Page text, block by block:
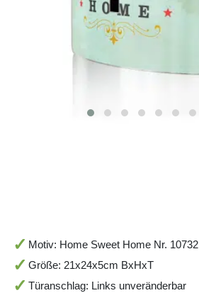
Motiv: Home Sweet Home Nr. 10732
Größe: 21x24x5cm BxHxT
Türanschlag: Links unveränderbar